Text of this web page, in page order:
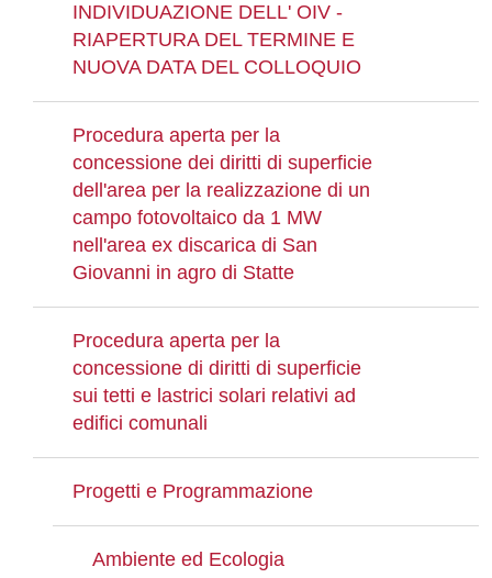
INDIVIDUAZIONE DELL' OIV -
RIAPERTURA DEL TERMINE E
NUOVA DATA DEL COLLOQUIO
Procedura aperta per la
concessione dei diritti di superficie
dell'area per la realizzazione di un
campo fotovoltaico da 1 MW
nell'area ex discarica di San
Giovanni in agro di Statte
Procedura aperta per la
concessione di diritti di superficie
sui tetti e lastrici solari relativi ad
edifici comunali
Progetti e Programmazione
Ambiente ed Ecologia